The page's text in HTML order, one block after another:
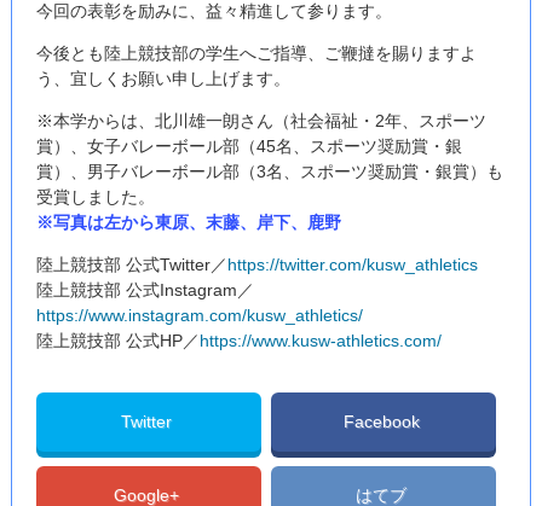
今回の表彰を励みに、益々精進して参ります。
今後とも陸上競技部の学生へご指導、ご鞭撻を賜りますよ
う、宜しくお願い申し上げます。
※本学からは、北川雄一朗さん（社会福祉・2年、スポーツ
賞）、女子バレーボール部（45名、スポーツ奨励賞・銀
賞）、男子バレーボール部（3名、スポーツ奨励賞・銀賞）も
受賞しました。
※写真は左から東原、末藤、岸下、鹿野
陸上競技部 公式Twitter／https://twitter.com/kusw_athletics
陸上競技部 公式Instagram／
https://www.instagram.com/kusw_athletics/
陸上競技部 公式HP／https://www.kusw-athletics.com/
Twitter Facebook
Google+ はてブ